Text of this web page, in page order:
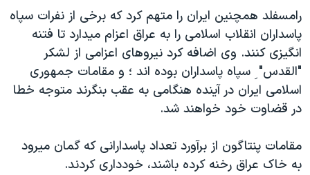
اسرائیل در جنگ
گالری عکس
آرشیو پخش زنده
ورزش زنان در ایران
اعتراضات زن، زندگی، آزادی
مجموعه مستندهای دادخواهی
تریبونال مردمی آبان ۹۸
دادگاه حمید نوری
چهل سال گروگان‌گیری
قانون شفافیت دارائی کادر رهبری ایران
زبانهای مختلف
رامسفلد همچنين ايران را متهم کرد که برخی از نفرات سپاه
پاسداران انقلاب اسلامی را به عراق اعزام ميدارد تا فتنه
انگيزی کنند. وی اضافه کرد نيروهای اعزامی از لشکر
"القدس" ِ سپاه پاسداران بوده اند ؛ و مقامات جمهوری
اسلامی ايران در آينده هنگامی به عقب بنگرند متوجه خطا
در قضاوت خود خواهند شد.
مقامات پنتاگون از برآورد تعداد پاسدارانی که گمان ميرود
به خاک عراق رخنه کرده باشند، خودداری کردند.